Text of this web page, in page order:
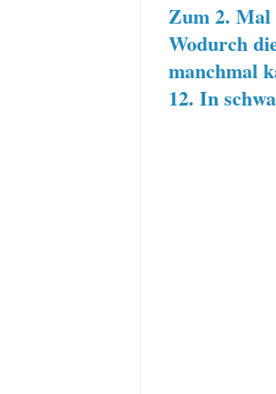
Zum 2. Mal
Wodurch
manchmal
12. In